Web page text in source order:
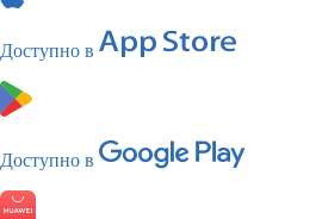
Доступно в
Доступно в